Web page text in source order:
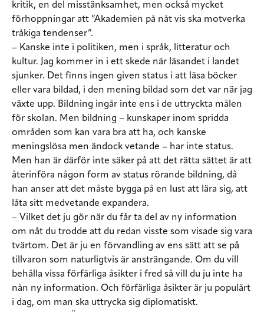
kritik, en del misstänksamhet, men också mycket
förhoppningar att ”Akademien på nåt vis ska motverka
tråkiga tendenser”.
– Kanske inte i politiken, men i språk, litteratur och
kultur. Jag kommer in i ett skede när läsandet i landet
sjunker. Det finns ingen given status i att läsa böcker
eller vara bildad, i den mening bildad som det var när jag
växte upp. Bildning ingår inte ens i de uttryckta målen
för skolan. Men bildning – kunskaper inom spridda
områden som kan vara bra att ha, och kanske
meningslösa men ändock vetande – har inte status.
Men han är därför inte säker på att det rätta sättet är att
återinföra någon form av status rörande bildning, då
han anser att det måste bygga på en lust att lära sig, att
låta sitt medvetande expandera.
– Vilket det ju gör när du får ta del av ny information
om nåt du trodde att du redan visste som visade sig vara
tvärtom. Det är ju en förvandling av ens sätt att se på
tillvaron som naturligtvis är ansträngande. Om du vill
behålla vissa förfärliga åsikter i fred så vill du ju inte ha
nån ny information. Och förfärliga åsikter är ju populärt
i dag, om man ska uttrycka sig diplomatiskt.